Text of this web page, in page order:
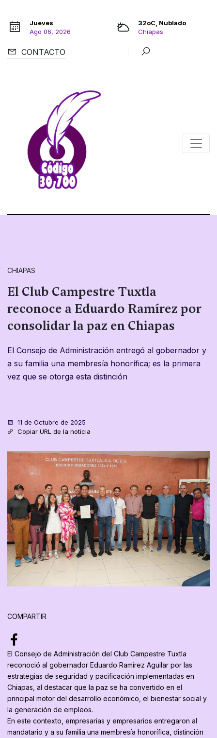
Jueves
Ago 06, 2026
32oC, Nublado
Chiapas
CONTACTO
CHIAPAS
El Club Campestre Tuxtla
reconoce a Eduardo Ramírez por
consolidar la paz en Chiapas
El Consejo de Administración entregó al gobernador y
a su familia una membresía honorífica; es la primera
vez que se otorga esta distinción
11 de Octubre de 2025
Copiar URL de la noticia
COMPARTIR
El Consejo de Administración del Club Campestre Tuxtla
reconoció al gobernador Eduardo Ramírez Aguilar por las
estrategias de seguridad y pacificación implementadas en
Chiapas, al destacar que la paz se ha convertido en el
principal motor del desarrollo económico, el bienestar social y
la generación de empleos.
En este contexto, empresarias y empresarios entregaron al
mandatario y a su familia una membresía honorífica, distinción